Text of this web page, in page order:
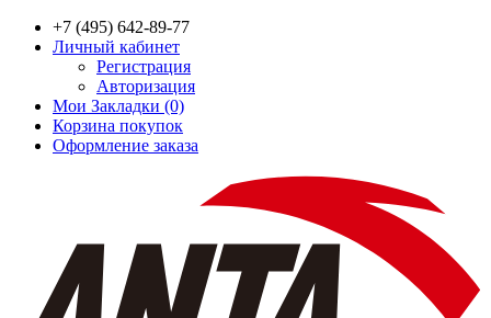
+7 (495) 642-89-77
Личный кабинет
Регистрация
Авторизация
Мои Закладки (0)
Корзина покупок
Оформление заказа